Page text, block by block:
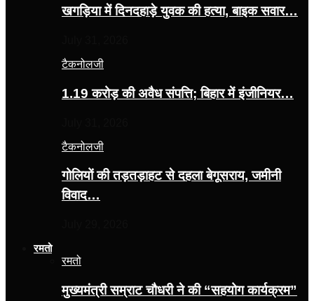
खगड़िया में दिनदहाड़े युवक की हत्या, बाइक सवार…
टैकनोलजी
1.19 करोड़ की अवैध संपत्ति; बिहार में इंजीनियर…
टैकनोलजी
गोलियों की तड़तड़ाहट से दहला बेगूसराय, जमीनी
विवाद…
रमतो
रमतो
मुख्यमंत्री सम्राट चौधरी ने की “सहयोग कार्यक्रम”